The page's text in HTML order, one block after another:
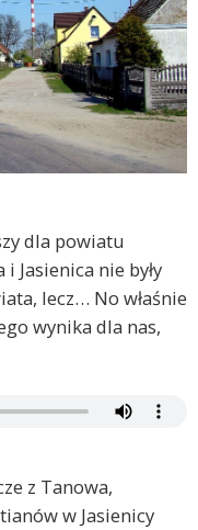
dla powiatu
Jasienica nie były
lecz… No właśnie
wynika dla nas,
z Tanowa,
w Jasienicy